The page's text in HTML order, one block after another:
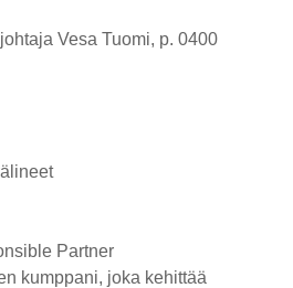
Vesa Tuomi, p. 0400
Partner
kumppani, joka kehittää